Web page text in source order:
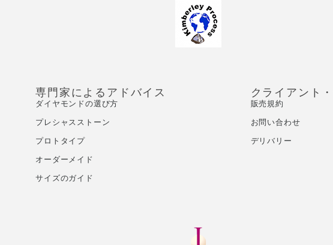
専門家によるアドバイス
ダイヤモンドの選び方
プレシャスストーン
プロトタイプ
オーダーメイド
サイズのガイド
クライアント
販売規約
お問い合わせ
デリバリー